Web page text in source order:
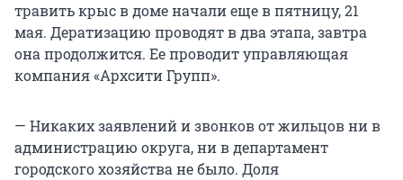
травить крыс в доме начали еще в пятницу, 21
мая. Дератизацию проводят в два этапа, завтра
она продолжится. Ее проводит управляющая
компания «Архсити Групп».
— Никаких заявлений и звонков от жильцов ни в
администрацию округа, ни в департамент
городского хозяйства не было. Доля